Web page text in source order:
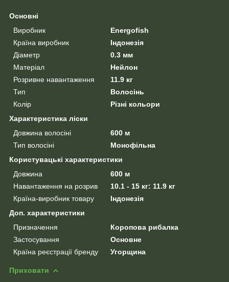
Основні
Виробник
Energofish
Країна виробник
Індонезія
Діаметр
0.3 мм
Матеріал
Нейлон
Розривне навантаження
11.9 кг
Тип
Волосінь
Колір
Різні кольори
Характеристика ліски
Довжина волосіні
600 м
Тип волосіні
Монофільна
Користувацькi характеристики
Довжина
600 м
Навантаження на розрив
10.1 - 15 кг: 11.9 кг
Країна-виробник товару
Індонезія
Доп. характеристики
Призначення
Коропова рибалка
Застосування
Основне
Країна реєстрації бренду
Угорщина
Приховати